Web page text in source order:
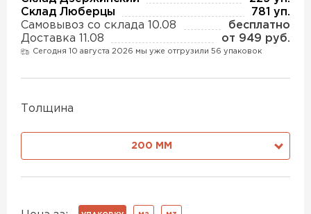
Склад Люберцы
781 уп.
Самовывоз со склада 10.08
бесплатно
Доставка 11.08
от 949 руб.
Сегодня 10 августа 2026 мы уже отгрузили 56 упаковок
Толщина
200 ММ
ПЕРЕЙТИ
Утеплитель Белтеп
Утеплитель Тизол
Утеплитель Isoroc
Утеплитель Изовол
Утеплитель Paroc
Утеплитель Hotrock
Утеплитель Изомин